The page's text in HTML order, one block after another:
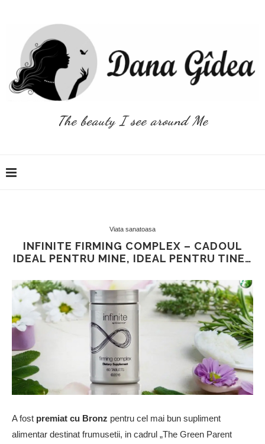
The beauty I see around Me
Viata sanatoasa
INFINITE FIRMING COMPLEX – CADOUL
IDEAL PENTRU MINE, IDEAL PENTRU TINE…
A fost premiat cu Bronz pentru cel mai bun supliment
alimentar destinat frumusetii, in cadrul „The Green Parent